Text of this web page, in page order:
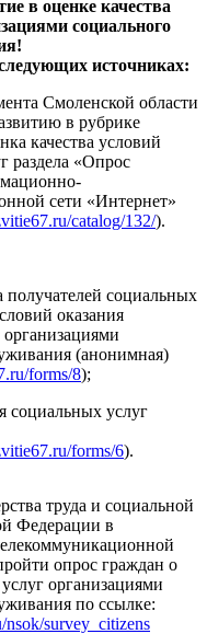
в оценке качества
социального
источниках:
Смоленской области
в рубрике
качества условий
раздела «Опрос
сети «Интернет»
catalog/132/).
получателей социальных
оказания
(анонимная)
forms/8);
социальных услуг
forms/6).
труда и социальной
Федерации в
опрос граждан о
услуг организациями
по ссылке:
survey_citizens